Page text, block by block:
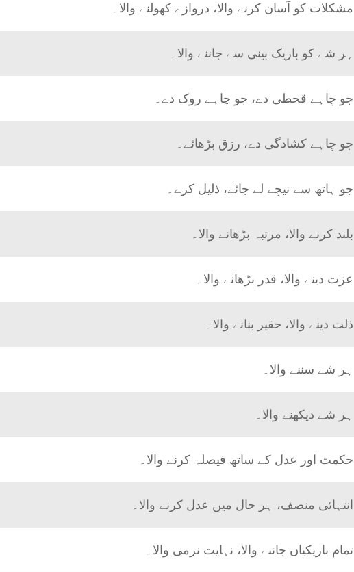
مشکلات کو آسان کرنے والا، دروازے کھولنے والا۔
ہر شے کو باریک بینی سے جاننے والا۔
جو چاہے قحطی دے، جو چاہے روک دے۔
جو چاہے کشادگی دے، رزق بڑھائے۔
جو ہاتھ سے نیچے لے جائے، ذلیل کرے۔
بلند کرنے والا، مرتبہ بڑھانے والا۔
عزت دینے والا، قدر بڑھانے والا۔
ذلت دینے والا، حقیر بنانے والا۔
ہر شے سننے والا۔
ہر شے دیکھنے والا۔
حکمت اور عدل کے ساتھ فیصلہ کرنے والا۔
انتہائی منصف، ہر حال میں عدل کرنے والا۔
تمام باریکیاں جاننے والا، نہایت نرمی والا۔